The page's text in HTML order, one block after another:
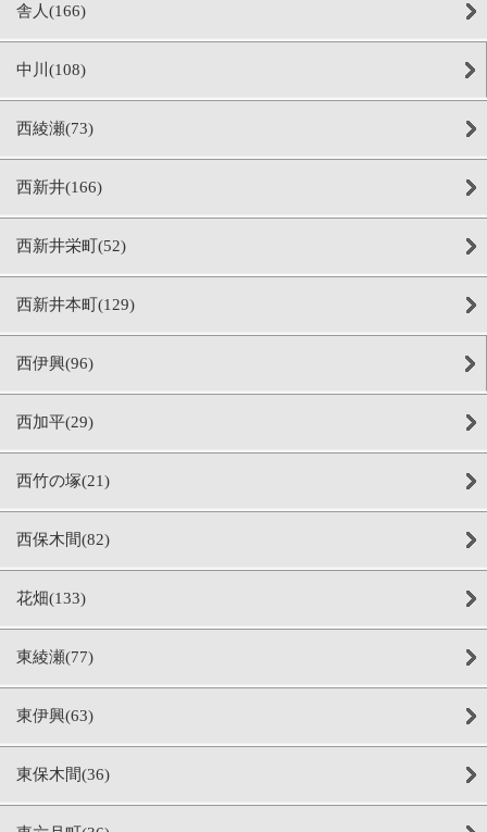
舎人(166)
中川(108)
西綾瀬(73)
西新井(166)
西新井栄町(52)
西新井本町(129)
西伊興(96)
西加平(29)
西竹の塚(21)
西保木間(82)
花畑(133)
東綾瀬(77)
東伊興(63)
東保木間(36)